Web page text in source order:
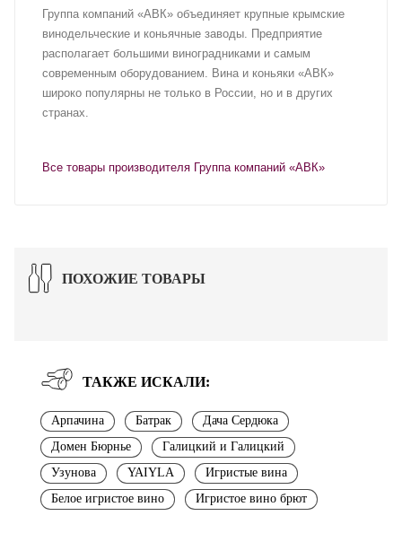
Группа компаний «АВК» объединяет крупные крымские
винодельческие и коньячные заводы. Предприятие
располагает большими виноградниками и самым
современным оборудованием. Вина и коньяки «АВК»
широко популярны не только в России, но и в других
странах.
Все товары производителя Группа компаний «АВК»
ПОХОЖИЕ ТОВАРЫ
ТАКЖЕ ИСКАЛИ:
Арпачина Батрак
Дача Сердюка
Домен Бюрнье
Галицкий и Галицкий
Узунова
YAIYLA
Игристые вина
Белое игристое вино
Игристое вино брют